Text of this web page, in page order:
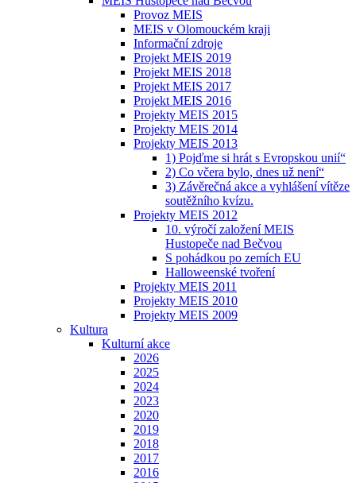
Provoz MEIS
MEIS v Olomouckém kraji
Informační zdroje
Projekt MEIS 2019
Projekt MEIS 2018
Projekt MEIS 2017
Projekt MEIS 2016
Projekty MEIS 2015
Projekty MEIS 2014
Projekty MEIS 2013
1) Pojďme si hrát s Evropskou unií“
2) Co včera bylo, dnes už není“
3) Závěrečná akce a vyhlášení vítěze
soutěžního kvízu.
Projekty MEIS 2012
10. výročí založení MEIS
Hustopeče nad Bečvou
S pohádkou po zemích EU
Halloweenské tvoření
Projekty MEIS 2011
Projekty MEIS 2010
Projekty MEIS 2009
Kultura
Kulturní akce
2026
2025
2024
2023
2020
2019
2018
2017
2016